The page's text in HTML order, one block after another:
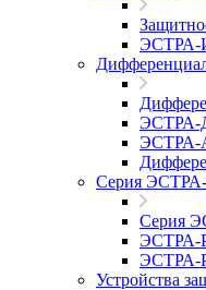
ЭСТРА-
ЭСТРА-
Серия
Серия
ЭСТРА-
ЭСТРА-
Устройства